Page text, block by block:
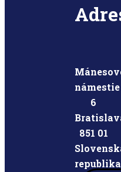
námestie
6
851 01
Slovensk
republika